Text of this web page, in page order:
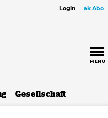
Login ak Abo
MENÜ
Gesellschaft